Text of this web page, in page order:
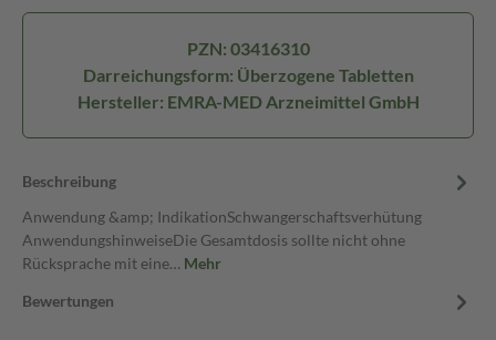
PZN: 03416310
Darreichungsform: Überzogene Tabletten
Hersteller: EMRA-MED Arzneimittel GmbH
Beschreibung
Anwendung &amp; IndikationSchwangerschaftsverhütung
AnwendungshinweiseDie Gesamtdosis sollte nicht ohne
Rücksprache mit eine… Mehr
Bewertungen